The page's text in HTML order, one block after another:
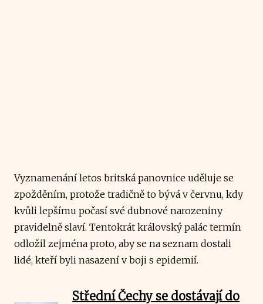
Vyznamenání letos britská panovnice uděluje se
zpožděním, protože tradičně to bývá v červnu, kdy
kvůli lepšímu počasí své dubnové narozeniny
pravidelně slaví. Tentokrát královský palác termín
odložil zejména proto, aby se na seznam dostali
lidé, kteří byli nasazení v boji s epidemií.
Střední Čechy se dostávají do